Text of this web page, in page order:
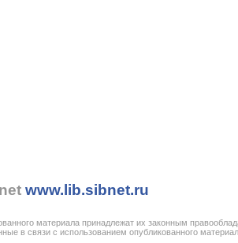
www.lib.sibnet.ru
материала принадлежат их законным
в связи с использованием опубликованного